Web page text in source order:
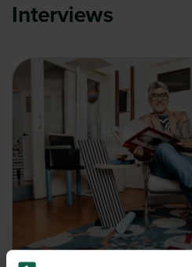
Interviews